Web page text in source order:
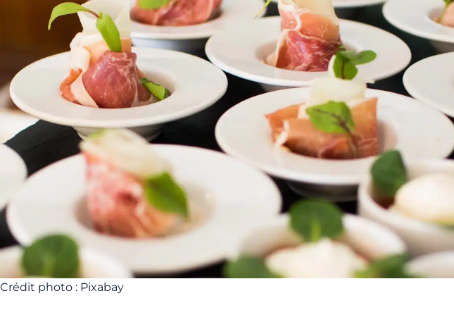
Crédit photo : Pixabay